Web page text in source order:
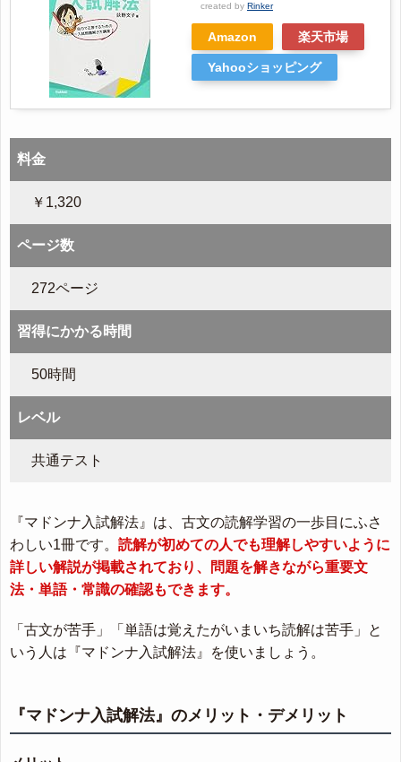
created by Rinker
Amazon 楽天市場
Yahooショッピング
料金
￥1,320
ページ数
272ページ
習得にかかる時間
50時間
レベル
共通テスト
『マドンナ入試解法』は、古文の読解学習の一歩目にふさ
わしい1冊です。 読解が初めての人でも理解しやすいように
詳しい解説が掲載されており、問題を解きながら重要文
法・単語・常識の確認もできます。
「古文が苦手」「単語は覚えたがいまいち読解は苦手」と
いう人は『マドンナ入試解法』を使いましょう。
『マドンナ入試解法』のメリット・デメリット